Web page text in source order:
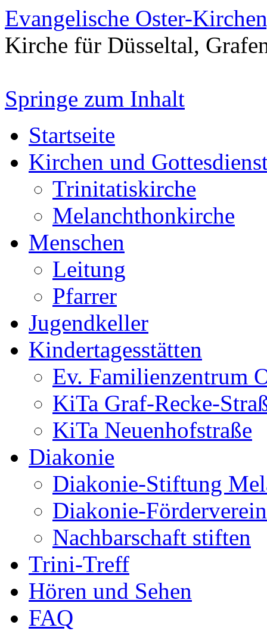
Evangelische Oster-
Kirche für Düsseltal,
Springe zum Inhalt
Startseite
Kirchen und
Trinitatiskirche
Melanchthonkirche
Menschen
Leitung
Pfarrer
Jugendkeller
Kindertagesstätten
Ev. Familienzentrum
KiTa Graf-Recke-
KiTa Neuenhofstraße
Diakonie
Diakonie-Stiftung
Diakonie-
Nachbarschaft stiften
Trini-Treff
Hören und Sehen
FAQ